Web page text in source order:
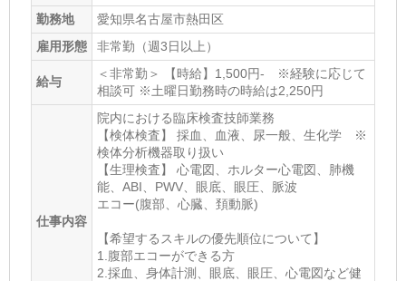
休診日
日、祝
住所
愛知県名古屋市緑区鳴子町3-49-23 ナルコス2階[地図]
相生山
勤務地
愛知県名古屋市熱田区
雇用形態
非常勤（週3日以上）
給与
＜非常勤＞ 【時給】1,500円- ※経験に応じて
相談可 ※土曜日勤務時の時給は2,250円
仕事内容
院内における臨床検査技師業務
【検体検査】 採血、血液、尿一般、生化学 ※
検体分析機器取り扱い
【生理検査】 心電図、ホルター心電図、肺機
能、ABI、PWV、眼底、眼圧、脈波
エコー(腹部、心臓、頚動脈)
【希望するスキルの優先順位について】
1.腹部エコーができる方
2.採血、身体計測、眼底、眼圧、心電図など健